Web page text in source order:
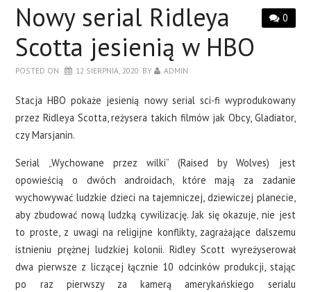
0
Nowy serial Ridleya
Scotta jesienią w HBO
POSTED ON 12 SIERPNIA, 2020 BY ADMIN
Stacja HBO pokaże jesienią nowy serial sci-fi wyprodukowany
przez Ridleya Scotta, reżysera takich filmów jak Obcy, Gladiator,
czy Marsjanin.
Serial „Wychowane przez wilki” (Raised by Wolves) jest
opowieścią o dwóch androidach, które mają za zadanie
wychowywać ludzkie dzieci na tajemniczej, dziewiczej planecie,
aby zbudować nową ludzką cywilizację. Jak się okazuje, nie jest
to proste, z uwagi na religijne konflikty, zagrażające dalszemu
istnieniu prężnej ludzkiej kolonii. Ridley Scott wyreżyserował
dwa pierwsze z liczącej łącznie 10 odcinków produkcji, stając
po raz pierwszy za kamerą amerykańskiego serialu